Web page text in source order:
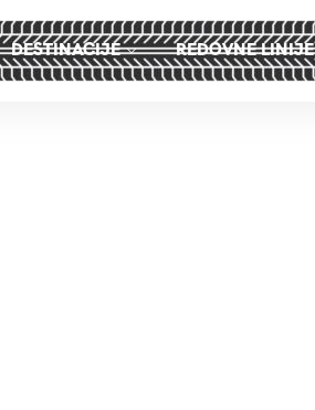
DESTINACIJE REDOVNE LINIJE